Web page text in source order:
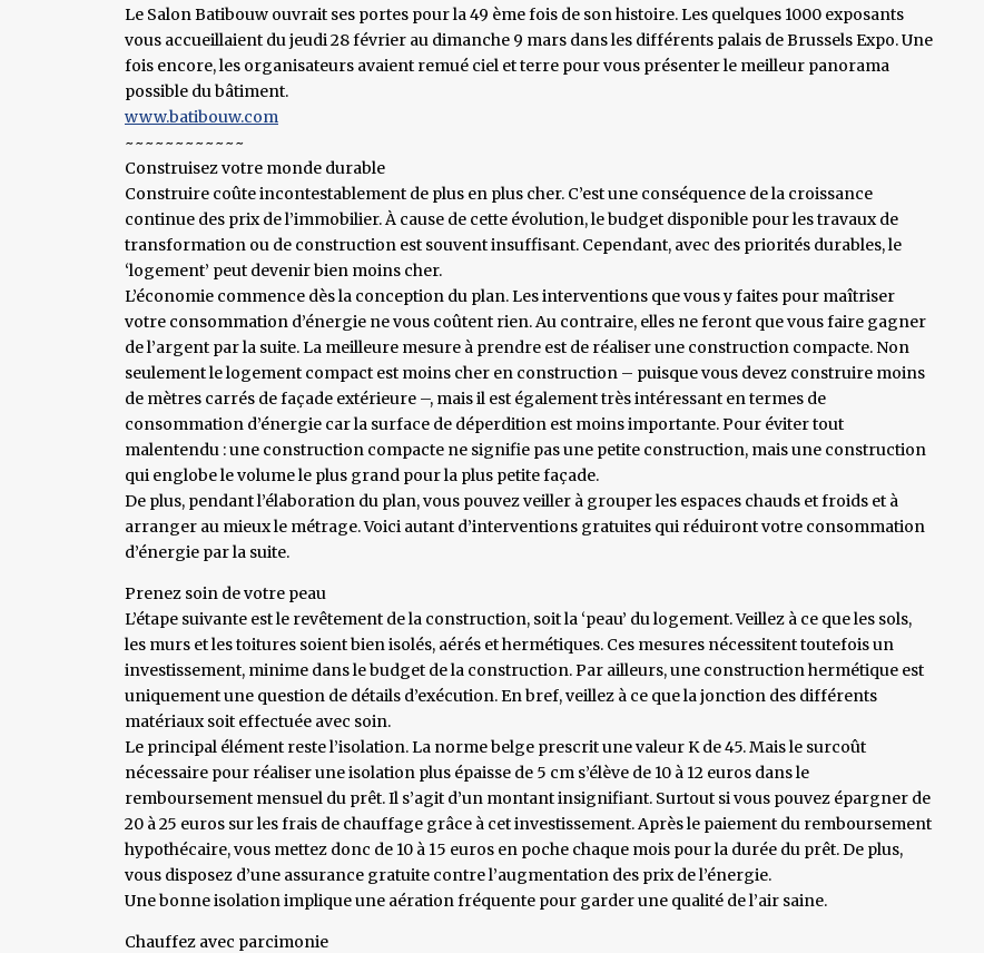
Le Salon Batibouw ouvrait ses portes pour la 49 ème fois de son histoire. Les quelques 1000 exposants
vous accueillaient du jeudi 28 février au dimanche 9 mars dans les différents palais de Brussels Expo. Une
fois encore, les organisateurs avaient remué ciel et terre pour vous présenter le meilleur panorama
possible du bâtiment.
www.batibouw.com
~~~~~~~~~~~~
Construisez votre monde durable
Construire coûte incontestablement de plus en plus cher. C’est une conséquence de la croissance
continue des prix de l’immobilier. À cause de cette évolution, le budget disponible pour les travaux de
transformation ou de construction est souvent insuffisant. Cependant, avec des priorités durables, le
‘logement’ peut devenir bien moins cher.
L’économie commence dès la conception du plan. Les interventions que vous y faites pour maîtriser
votre consommation d’énergie ne vous coûtent rien. Au contraire, elles ne feront que vous faire gagner
de l’argent par la suite. La meilleure mesure à prendre est de réaliser une construction compacte. Non
seulement le logement compact est moins cher en construction – puisque vous devez construire moins
de mètres carrés de façade extérieure –, mais il est également très intéressant en termes de
consommation d’énergie car la surface de déperdition est moins importante. Pour éviter tout
malentendu : une construction compacte ne signifie pas une petite construction, mais une construction
qui englobe le volume le plus grand pour la plus petite façade.
De plus, pendant l’élaboration du plan, vous pouvez veiller à grouper les espaces chauds et froids et à
arranger au mieux le métrage. Voici autant d’interventions gratuites qui réduiront votre consommation
d’énergie par la suite.
Prenez soin de votre peau
L’étape suivante est le revêtement de la construction, soit la ‘peau’ du logement. Veillez à ce que les sols,
les murs et les toitures soient bien isolés, aérés et hermétiques. Ces mesures nécessitent toutefois un
investissement, minime dans le budget de la construction. Par ailleurs, une construction hermétique est
uniquement une question de détails d’exécution. En bref, veillez à ce que la jonction des différents
matériaux soit effectuée avec soin.
Le principal élément reste l’isolation. La norme belge prescrit une valeur K de 45. Mais le surcoût
nécessaire pour réaliser une isolation plus épaisse de 5 cm s’élève de 10 à 12 euros dans le
remboursement mensuel du prêt. Il s’agit d’un montant insignifiant. Surtout si vous pouvez épargner de
20 à 25 euros sur les frais de chauffage grâce à cet investissement. Après le paiement du remboursement
hypothécaire, vous mettez donc de 10 à 15 euros en poche chaque mois pour la durée du prêt. De plus,
vous disposez d’une assurance gratuite contre l’augmentation des prix de l’énergie.
Une bonne isolation implique une aération fréquente pour garder une qualité de l’air saine.
Chauffez avec parcimonie